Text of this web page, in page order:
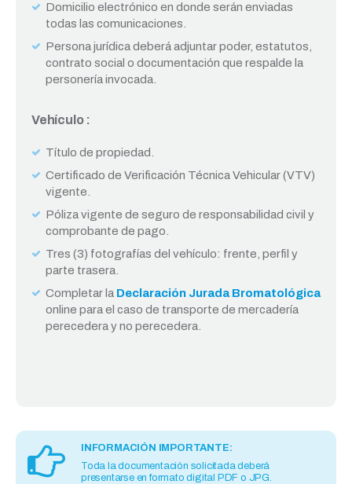
Domicilio electrónico en donde serán enviadas
todas las comunicaciones.
Persona jurídica deberá adjuntar poder, estatutos,
contrato social o documentación que respalde la
personería invocada.
Vehículo :
Título de propiedad.
Certificado de Verificación Técnica Vehicular (VTV)
vigente.
Póliza vigente de seguro de responsabilidad civil y
comprobante de pago.
Tres (3) fotografías del vehículo: frente, perfil y
parte trasera.
Completar la Declaración Jurada Bromatológica
online para el caso de transporte de mercadería
perecedera y no perecedera.
INFORMACIÓN IMPORTANTE:
Toda la documentación solicitada deberá
presentarse en formato digital PDF o JPG.